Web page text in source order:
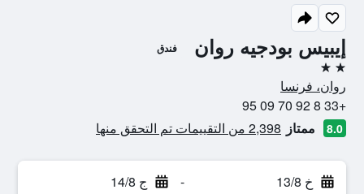
إيبيس بودجيه روان فندق
2 نجمتين
روان، فرنسا
+33 8 92 70 09 95
8.0 ممتاز 2,398 من التقييمات تم التحقق منها
خ 13/8 - ج 14/8